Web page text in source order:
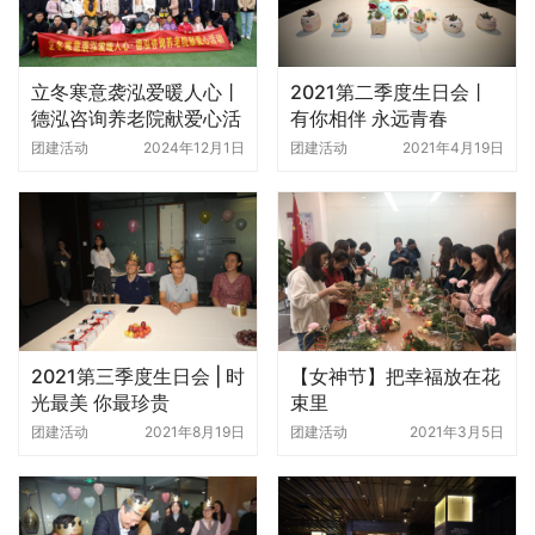
立冬寒意袭泓爱暖人心丨
德泓咨询养老院献爱心活
动
团建活动 2024年12月1日
2021第二季度生日会丨
有你相伴 永远青春
团建活动 2021年4月19日
2021第三季度生日会 | 时
光最美 你最珍贵
团建活动 2021年8月19日
【女神节】把幸福放在花
束里
团建活动 2021年3月5日